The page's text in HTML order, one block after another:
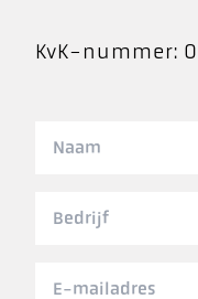
KvK-nummer: